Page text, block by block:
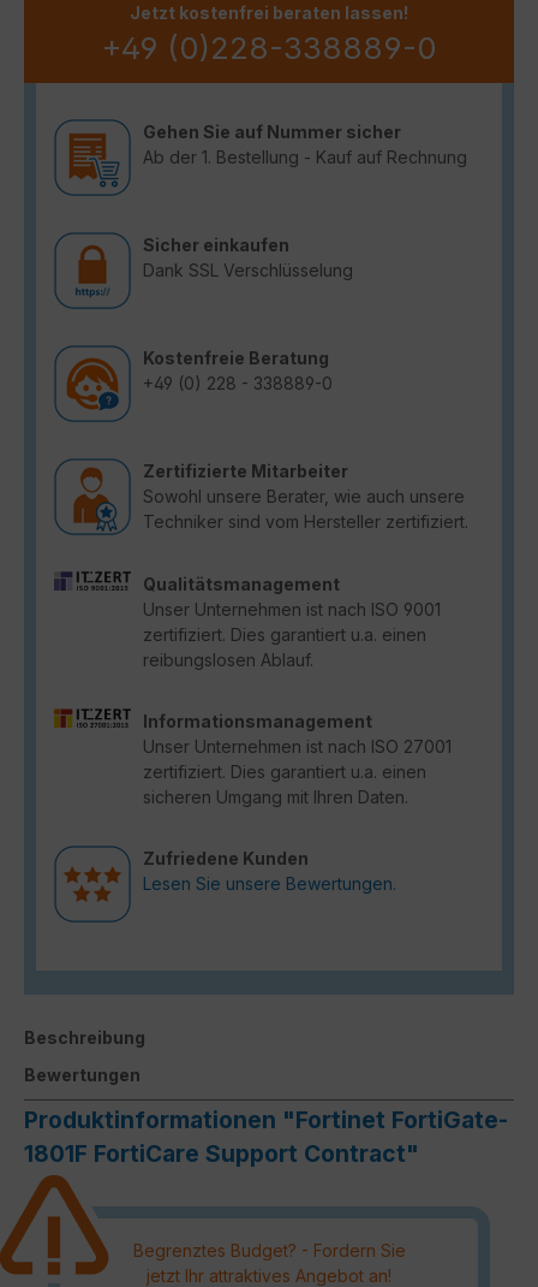
Jetzt kostenfrei beraten lassen!
+49 (0)228-338889-0
Gehen Sie auf Nummer sicher
Ab der 1. Bestellung - Kauf auf Rechnung
Sicher einkaufen
Dank SSL Verschlüsselung
Kostenfreie Beratung
+49 (0) 228 - 338889-0
Zertifizierte Mitarbeiter
Sowohl unsere Berater, wie auch unsere
Techniker sind vom Hersteller zertifiziert.
Qualitätsmanagement
Unser Unternehmen ist nach ISO 9001
zertifiziert. Dies garantiert u.a. einen
reibungslosen Ablauf.
Informationsmanagement
Unser Unternehmen ist nach ISO 27001
zertifiziert. Dies garantiert u.a. einen
sicheren Umgang mit Ihren Daten.
Zufriedene Kunden
Lesen Sie unsere Bewertungen.
Beschreibung
Bewertungen
Produktinformationen "Fortinet FortiGate-
1801F FortiCare Support Contract"
Begrenztes Budget? - Fordern Sie
jetzt Ihr attraktives Angebot an!